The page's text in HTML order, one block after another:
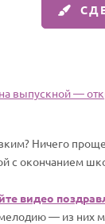
выпускной —
Ничего
с окончанием
видео
мелодию — из